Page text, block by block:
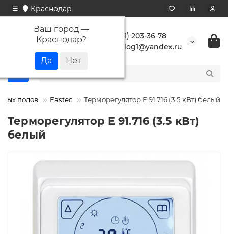
Краснодар
Ваш город —
Краснодар?
+7 (861) 203-36-78
buranlog1@yandex.ru
полов Eastec Терморегулятор E 91.716 (3.5 кВт) белый
Терморегулятор E 91.716 (3.5 кВт)
белый